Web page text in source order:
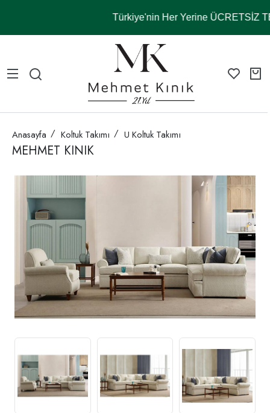
Türkiye'nin Her Yerine ÜCRETSİZ
Anasayfa Koltuk Takımı U Koltuk Takımı
MEHMET KINIK